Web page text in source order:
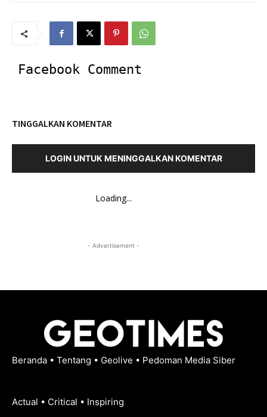
Facebook Comment
TINGGALKAN KOMENTAR
LOGIN UNTUK MENINGGALKAN KOMENTAR
Loading...
- Advertisement -
Beranda • Tentang • Geolive • Pedoman Media Siber
Actual • Critical • Inspiring